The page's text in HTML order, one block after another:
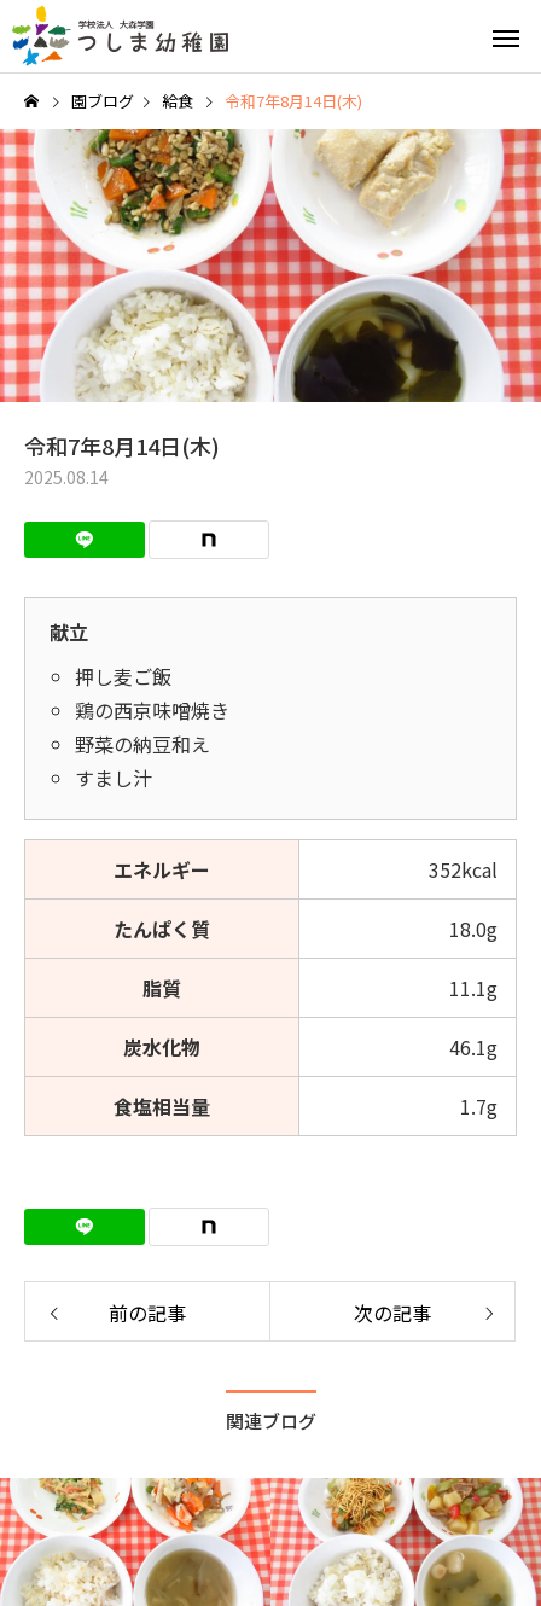
英語教育 園の特
園ブログ 給食 令和7年8月14日(木)
令和7年8月14日(木)
2025.08.14
献立
押し麦ご飯
鶏の西京味噌焼き
野菜の納豆和え
すまし汁
エネルギー 352kcal
たんぱく質 18.0g
脂質 11.1g
炭水化物 46.1g
食塩相当量 1.7g
前の記事 次の記事
関連ブログ